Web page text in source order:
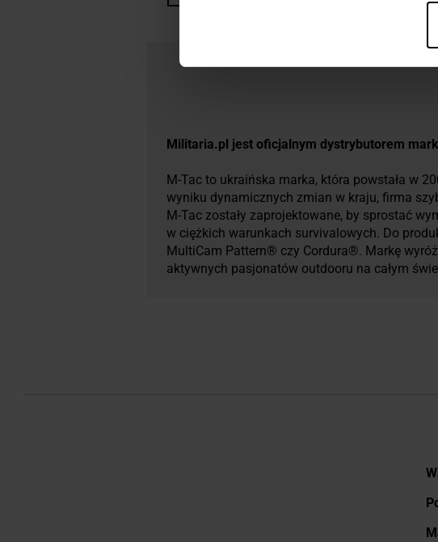
​Militaria.pl jest oficjalnym dystrybutorem
M-Tac to ukraińska marka, która powstała w
wyniku dynamicznych zmian w kraju, firma
M-Tac zostały zaprojektowane, by sprostać
w ciężkich warunkach survivalowych. Do
MultiCam Pattern® czy Cordura®. Markę
aktywnych pasjonatów outdooru na całym